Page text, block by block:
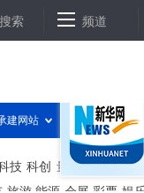
游业态已到终结时
搜索 频道